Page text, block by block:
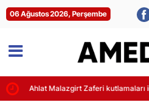
06 Ağustos 2026, Perşembe
Ahlat Malazgirt Zaferi kutlamaları